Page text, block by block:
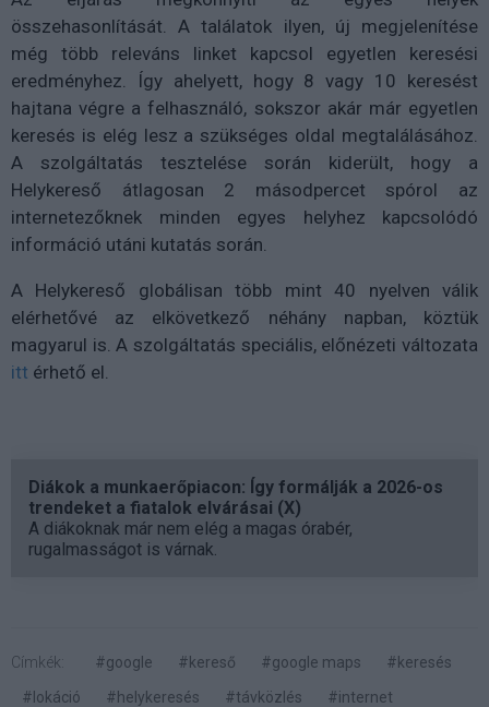
összehasonlítását. A találatok ilyen, új megjelenítése
még több releváns linket kapcsol egyetlen keresési
eredményhez. Így ahelyett, hogy 8 vagy 10 keresést
hajtana végre a felhasználó, sokszor akár már egyetlen
keresés is elég lesz a szükséges oldal megtalálásához.
A szolgáltatás tesztelése során kiderült, hogy a
Helykereső átlagosan 2 másodpercet spórol az
internetezőknek minden egyes helyhez kapcsolódó
információ utáni kutatás során.
A Helykereső globálisan több mint 40 nyelven válik
elérhetővé az elkövetkező néhány napban, köztük
magyarul is. A szolgáltatás speciális, előnézeti változata
itt érhető el.
Diákok a munkaerőpiacon: Így formálják a 2026-os
trendeket a fiatalok elvárásai (X)
A diákoknak már nem elég a magas órabér,
rugalmasságot is várnak.
Címkék: #google #kereső #google maps
#keresés
#lokáció
#helykeresés #távközlés #internet